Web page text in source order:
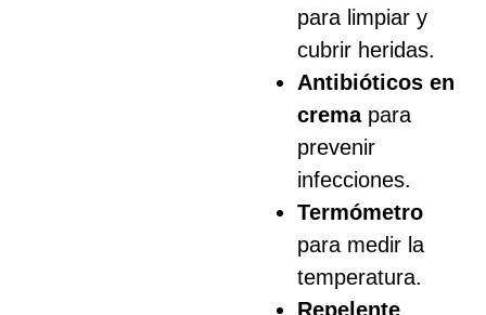
para limpiar y
cubrir heridas.
Antibióticos en
cremapara
prevenir
infecciones.
Termómetro
para medir la
temperatura.
Repelente